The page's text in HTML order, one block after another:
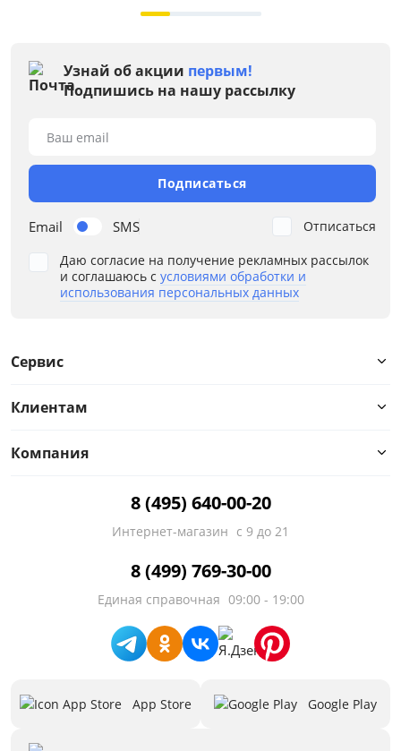
Узнай об акции первым!
Подпишись на нашу рассылку
Email SMS
Ваш email
Подписаться
Даю согласие на получение рекламных рассылок
и соглашаюсь с условиями обработки и
использования персональных данных
Отписаться
Сервис
Клиентам
Компания
8 (495) 640-00-20
Интернет-магазин с 9 до 21
8 (499) 769-30-00
Единая справочная 09:00 - 19:00
App Store Google Play